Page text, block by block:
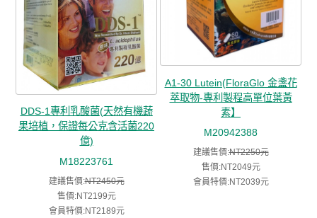
DDS-1專利乳酸菌(天然有機蔬
果培植，保證每公克含活菌220
億)
M18223761
建議售價:NT2450元
售價:NT2199元
會員特價:NT2189元
A1-30 Lutein(FloraGlo 金盞花
萃取物-專利製程高單位葉黃
素】
M20942388
建議售價:NT2250元
售價:NT2049元
會員特價:NT2039元